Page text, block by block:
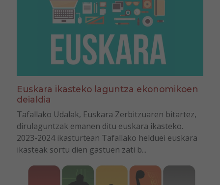
Euskara ikasteko laguntza ekonomikoen
deialdia
Tafallako Udalak, Euskara Zerbitzuaren bitartez,
dirulaguntzak emanen ditu euskara ikasteko.
2023-2024 ikasturtean Tafallako helduei euskara
ikasteak sortu dien gastuen zati b...